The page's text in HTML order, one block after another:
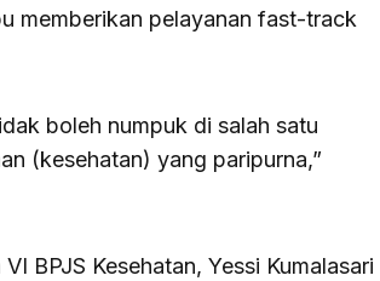
memberikan pelayanan fast-track
boleh numpuk di salah satu
(kesehatan) yang paripurna,”
BPJS Kesehatan, Yessi Kumalasari